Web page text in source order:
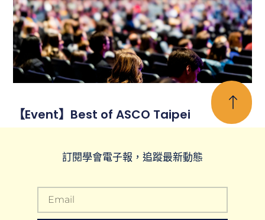
【Event】Best of ASCO Taipei
訂閱學會電子報，追蹤最新動態